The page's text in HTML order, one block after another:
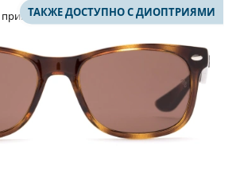
примеркаТАКЖЕ ДОСТУПНО С ДИОПТРИЯМИ